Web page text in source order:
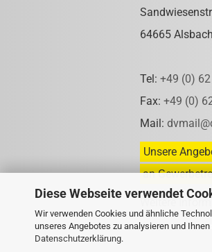
Diese Webseite verwendet
Wir verwenden Cookies und ähnliche
unseres Angebotes zu analysieren und
Datenschutzerklärung.
64665
Tel: +49 (0)
Fax: +49 (0)
Mail:
Unsere
an
Weitere